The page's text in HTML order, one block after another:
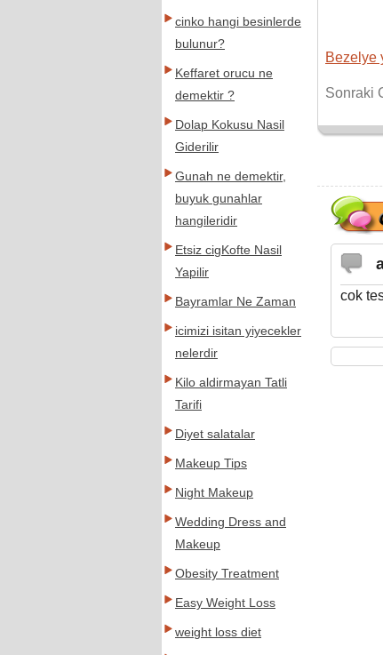
Bezelye
Sonraki
cok
cinko hangi besinlerde
bulunur?
Keffaret orucu ne
demektir ?
Dolap Kokusu Nasil
Giderilir
Gunah ne demektir,
buyuk gunahlar
hangileridir
Etsiz cigKofte Nasil
Yapilir
Bayramlar Ne Zaman
icimizi isitan yiyecekler
nelerdir
Kilo aldirmayan Tatli
Tarifi
Diyet salatalar
Makeup Tips
Night Makeup
Wedding Dress and
Makeup
Obesity Treatment
Easy Weight Loss
weight loss diet